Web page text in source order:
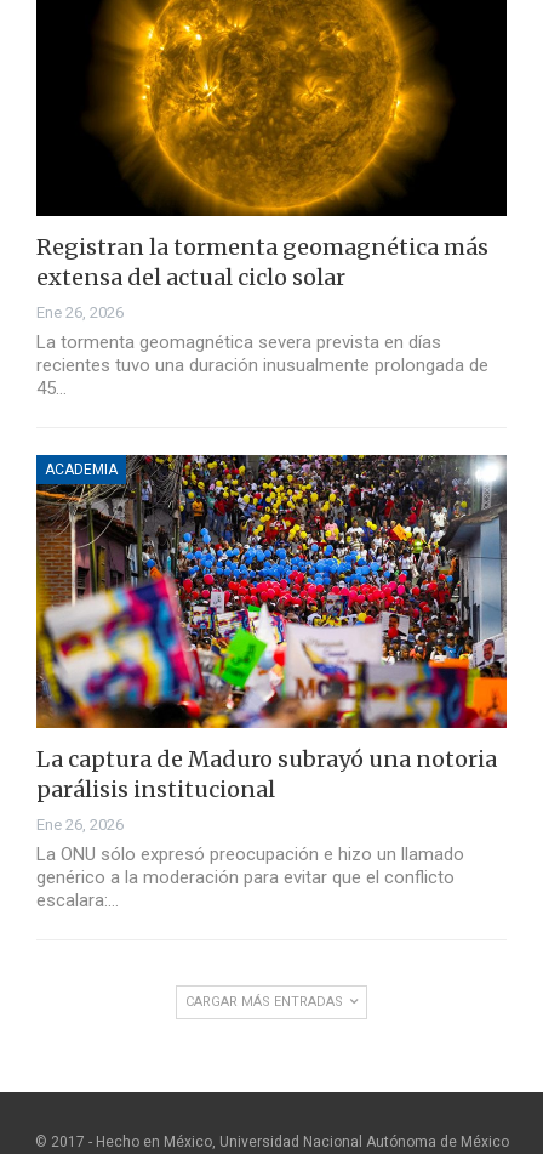
Registran la tormenta geomagnética más
extensa del actual ciclo solar
Ene 26, 2026
La tormenta geomagnética severa prevista en días
recientes tuvo una duración inusualmente prolongada de
45…
ACADEMIA
La captura de Maduro subrayó una notoria
parálisis institucional
Ene 26, 2026
La ONU sólo expresó preocupación e hizo un llamado
genérico a la moderación para evitar que el conflicto
escalara:…
CARGAR MÁS ENTRADAS
© 2017 - Hecho en México, Universidad Nacional Autónoma de México